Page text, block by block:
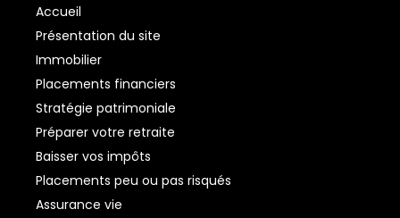
Accueil
Présentation du site
Immobilier
Placements financiers
Stratégie patrimoniale
Préparer votre retraite
Baisser vos impôts
Placements peu ou pas risqués
Assurance vie